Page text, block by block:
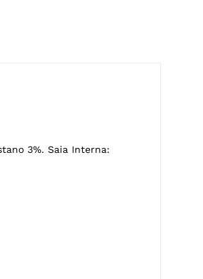
3%. Saia Interna: